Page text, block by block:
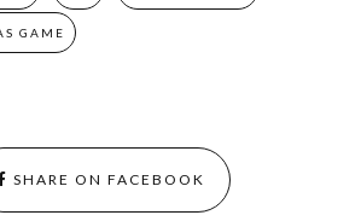
GAME
SHARE ON FACEBOOK